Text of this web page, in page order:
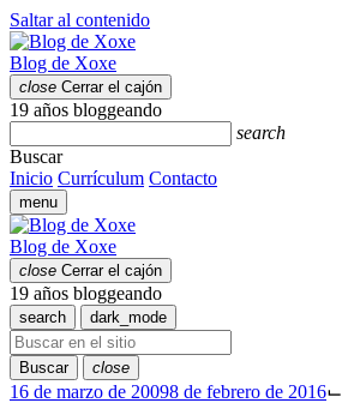
Saltar al contenido
Blog de Xoxe
close Cerrar el cajón
19 años bloggeando
search
Buscar
Inicio Currículum Contacto
menu
Blog de Xoxe
close Cerrar el cajón
19 años bloggeando
search dark_mode
Buscar close
16 de marzo de 20098 de febrero de 2016⌙